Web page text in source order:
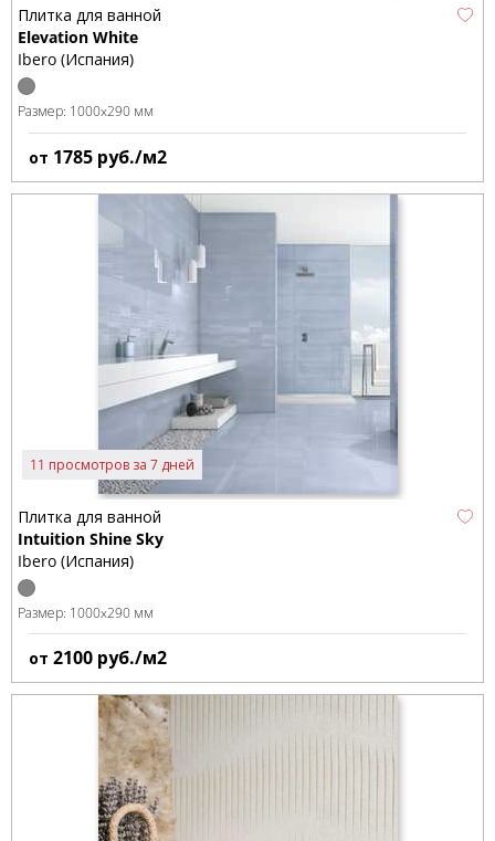
Плитка для ванной
Elevation White
Ibero (Испания)
Размер: 1000x290 мм
от 1785 руб./м2
11 просмотров за 7 дней
Плитка для ванной
Intuition Shine Sky
Ibero (Испания)
Размер: 1000x290 мм
от 2100 руб./м2